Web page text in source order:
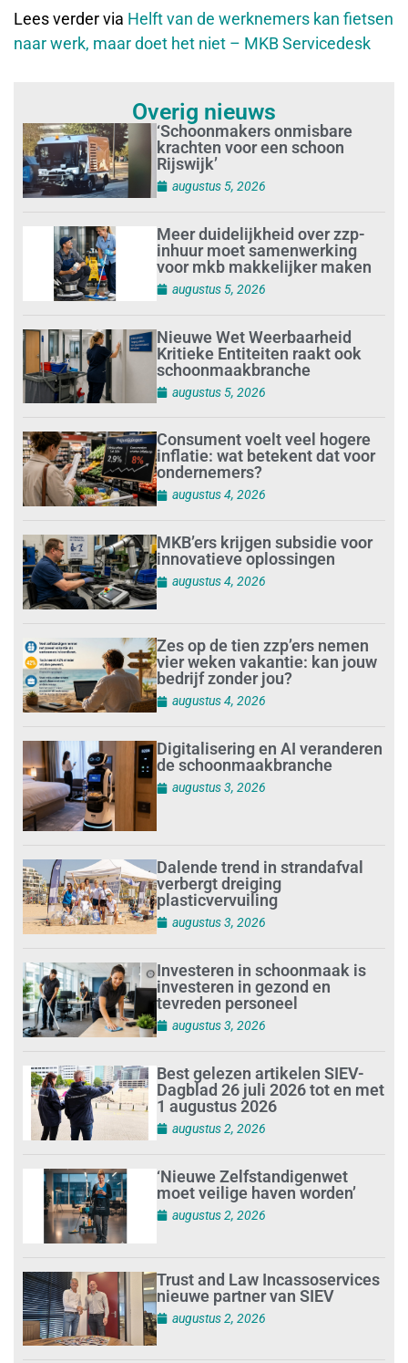
Lees verder via Helft van de werknemers kan fietsen
naar werk, maar doet het niet – MKB Servicedesk
Overig nieuws
‘Schoonmakers onmisbare
krachten voor een schoon
Rijswijk’
augustus 5, 2026
Meer duidelijkheid over zzp-
inhuur moet samenwerking
voor mkb makkelijker maken
augustus 5, 2026
Nieuwe Wet Weerbaarheid
Kritieke Entiteiten raakt ook
schoonmaakbranche
augustus 5, 2026
Consument voelt veel hogere
inflatie: wat betekent dat voor
ondernemers?
augustus 4, 2026
MKB’ers krijgen subsidie voor
innovatieve oplossingen
augustus 4, 2026
Zes op de tien zzp’ers nemen
vier weken vakantie: kan jouw
bedrijf zonder jou?
augustus 4, 2026
Digitalisering en AI veranderen
de schoonmaakbranche
augustus 3, 2026
Dalende trend in strandafval
verbergt dreiging
plasticvervuiling
augustus 3, 2026
Investeren in schoonmaak is
investeren in gezond en
tevreden personeel
augustus 3, 2026
Best gelezen artikelen SIEV-
Dagblad 26 juli 2026 tot en met
1 augustus 2026
augustus 2, 2026
‘Nieuwe Zelfstandigenwet
moet veilige haven worden’
augustus 2, 2026
Trust and Law Incassoservices
nieuwe partner van SIEV
augustus 2, 2026